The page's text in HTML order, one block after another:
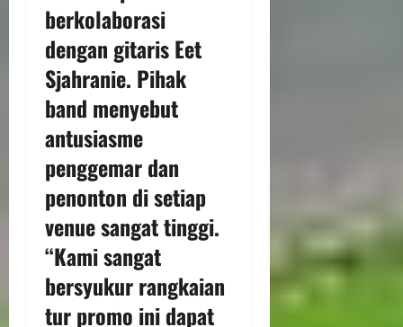
berkolaborasi
dengan gitaris Eet
Sjahranie. Pihak
band menyebut
antusiasme
penggemar dan
penonton di setiap
venue sangat tinggi.
“Kami sangat
bersyukur rangkaian
tur promo ini dapat